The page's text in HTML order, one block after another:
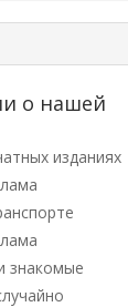
о нашей
изданиях
знакомые